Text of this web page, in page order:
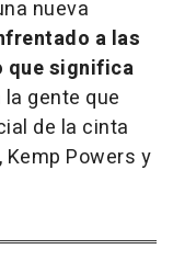
nueva
a las
que significa
gente que
de la cinta
Powers y